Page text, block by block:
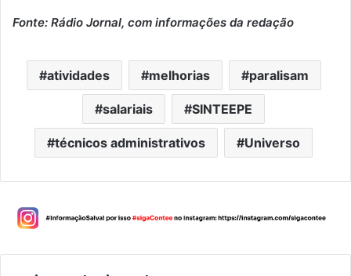
Fonte: Rádio Jornal, com informações da redação
atividades melhorias paralisam
salariais SINTEEPE
técnicos administrativos Universo